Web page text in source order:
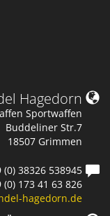
Hagedorn
Sportwaffen
Buddeliner Str.7
18507 Grimmen
(0) 38326 538945
173 41 63 826
hagedorn.de